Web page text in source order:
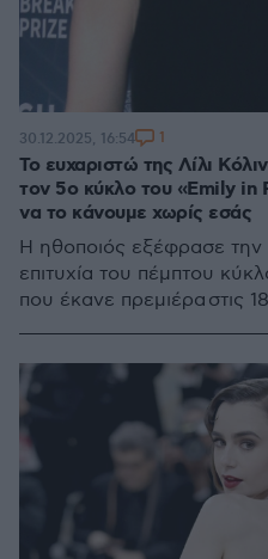
Το ευχαριστώ της Λίλι
τον 5ο κύκλο του «Emily
να το κάνουμε χωρίς εσάς
Η ηθοποιός εξέφρασε
επιτυχία του πέμπτου
που έκανε πρεμιέρα στις
30.12.2025, 16:54 1